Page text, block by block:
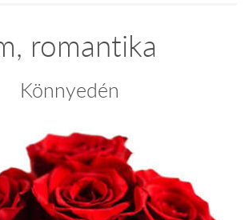
romantika
Könnyedén